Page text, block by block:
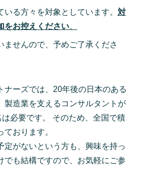
いる方々を対象としています。 対
をお控えください。
ませんので、予めご了承くださ
ナーズでは、20年後の日本のある
製造業を支えるコンサルタントが
必要です。 そのため、全国で積
おります。
定がないという方も、興味を持っ
でも結構ですので、お気軽にご参